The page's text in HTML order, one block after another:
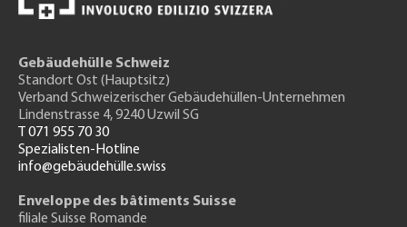
Gebäudehülle Schweiz
Standort Ost (Hauptsitz)
Verband Schweizerischer Gebäudehüllen-Unternehmen
Lindenstrasse 4, 9240 Uzwil SG
T 071 955 70 30
Spezialisten-Hotline
info@gebäudehülle.swiss
Enveloppe des bâtiments Suisse
filiale Suisse Romande